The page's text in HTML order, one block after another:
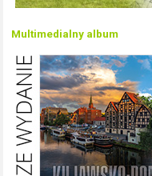
Multimedialny album